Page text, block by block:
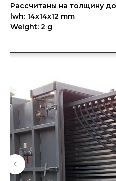
Рассчитаны на толщину
lwh: 14x14x12 mm
Weight: 2 g